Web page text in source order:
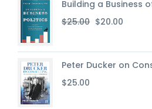
Building a Business
$25.00 Le
initial
était :
$20.00
est :
Peter Ducker on
$25.00